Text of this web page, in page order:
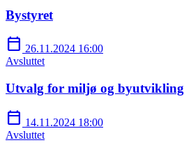
Bystyret
calendar_today 26.11.2024 16:00
Avsluttet
Utvalg for miljø og byutvikling
calendar_today 14.11.2024 18:00
Avsluttet